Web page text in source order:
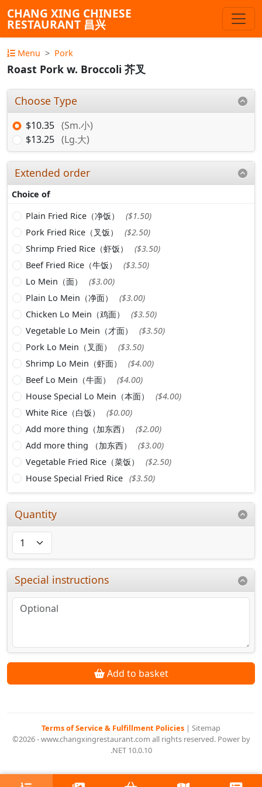
CHANG XING CHINESE
RESTAURANT 昌兴
Menu Pork
Roast Pork w. Broccoli 芥叉
Choose Type
$10.35 (Sm.小)
$13.25 (Lg.大)
Extended order
Choice of
Plain Fried Rice（净饭）
($1.50)
Pork Fried Rice（叉饭）
($2.50)
Shrimp Fried Rice（虾饭）
($3.50)
Beef Fried Rice（牛饭）
($3.50)
Lo Mein（面）
($3.00)
Plain Lo Mein（净面）
($3.00)
Chicken Lo Mein（鸡面）
($3.50)
Vegetable Lo Mein（才面）
($3.50)
Pork Lo Mein（叉面）
($3.50)
Shrimp Lo Mein（虾面）
($4.00)
Beef Lo Mein（牛面）
($4.00)
House Special Lo Mein（本面）
($4.00)
White Rice（白饭）
($0.00)
Add more thing（加东西）
($2.00)
Add more thing （加东西）
($3.00)
Vegetable Fried Rice（菜饭）
($2.50)
House Special Fried Rice ($3.50)
Quantity
Special instructions
Add to basket
Terms of Service & Fulfillment Policies | Sitemap
©2026 - www.changxingrestaurant.com all rights reserved. Power by
.NET 10.0.10